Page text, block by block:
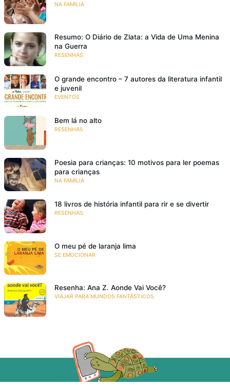
NA FAMÍLIA
Resumo: O Diário de Zlata: a Vida de Uma Menina
na Guerra
RESENHAS
O grande encontro – 7 autores da literatura infantil
e juvenil
EVENTOS
Bem lá no alto
RESENHAS
Poesia para crianças: 10 motivos para ler poemas
para crianças
NA FAMÍLIA
18 livros de história infantil para rir e se divertir
RESENHAS
O meu pé de laranja lima
SE EMOCIONAR
Resenha: Ana Z. Aonde Vai Você?
VIAJAR PARA MUNDOS FANTÁSTICOS